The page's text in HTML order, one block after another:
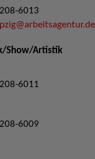
6013
Show/Artistik
6011
6009